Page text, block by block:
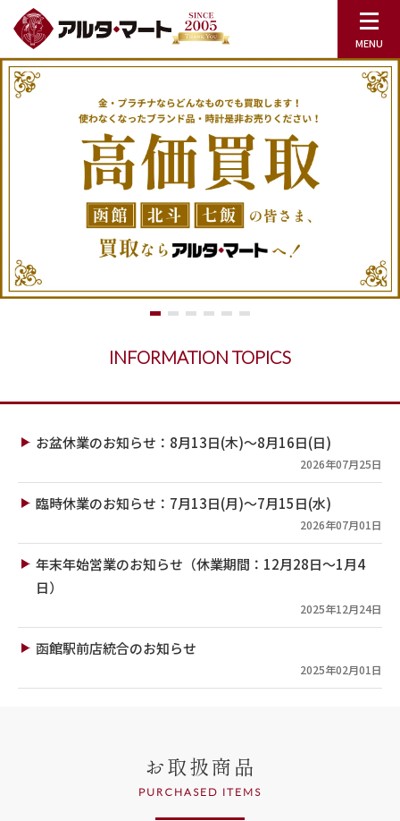
INFORMATION TOPICS
お盆休業のお知らせ：8月13日(木)～8月16日(日)
2026年07月25日
臨時休業のお知らせ：7月13日(月)～7月15日(水)
2026年07月01日
年末年始営業のお知らせ（休業期間：12月28日～1月4
日）
2025年12月24日
函館駅前店統合のお知らせ
2025年02月01日
お取扱商品
PURCHASED ITEMS